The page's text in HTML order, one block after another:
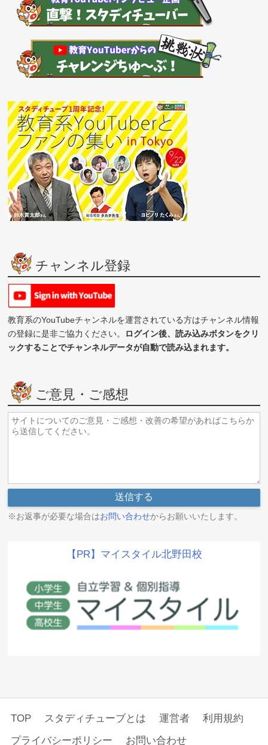
チャンネル登録
教育系のYouTubeチャンネルを運営されている方はチャンネル情報
の登録に是非ご協力ください。 ログイン後、読み込みボタンをクリ
ックすることでチャンネルデータが自動で読み込まれます。
ご意見・ご感想
※お返事が必要な場合はお問い合わせからお願いいたします。
【PR】マイスタイル北野田校
TOP スタディチューブとは 運営者
利用規約
プライバシーポリシー
お問い合わせ